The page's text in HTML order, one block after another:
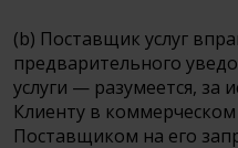
(b) Поставщик услуг
предварительного
услуги — разумеется,
Клиенту в
Поставщиком на его